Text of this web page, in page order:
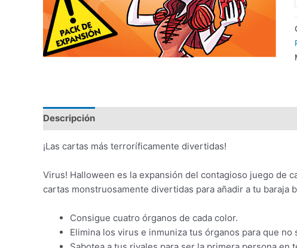
Descripción
¡Las cartas más terroríficamente divertidas!
Virus! Halloween es la expansión del contagioso juego de
cartas monstruosamente divertidas para añadir a tu baraja
Consigue cuatro órganos de cada color.
Elimina los virus e inmuniza tus órganos para que no